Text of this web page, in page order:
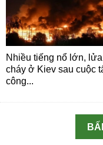
Nhiều tiếng nổ lớn,
cháy ở Kiev sau cuộc
công...